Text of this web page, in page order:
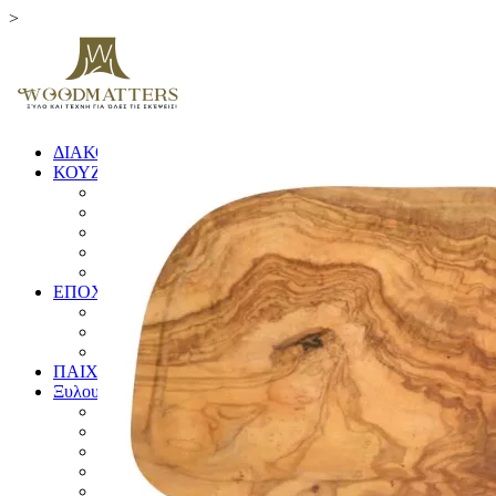
>
ΔΙΑΚΟΣΜΗΤΙΚΑ
ΚΟΥΖΙΝΑ
ΕΙΔΗ ΚΟΥΖΙΝΑΣ
ΚΟΥΤΑΛΕΣ ΚΑΙ ΣΠΑΤΟΥΛΕΣ
ΠΙΑΤΑ & ΜΠΩΛ
ΓΟΥΔΙΑ
ΕΠΟΧΙΚΑ
ΛΑΜΠΑΔΕΣ
ΧΡΙΣΤΟΥΓΕΝΝΙΑΤΙΚΑ
ΗΜΕΡΟΛΟΓΙΑ
ΠΑΙΧΝΙΔΙΑ
Ξυλουργικές Κατασκευές
ΕΠΙΠΛΑ
ΚΟΥΦΩΜΑΤΑ
ΠΙΝΑΚΙΔΕΣ
ΚΑΓΚΕΛΑ
ΔΙΑΦΟΡΑ